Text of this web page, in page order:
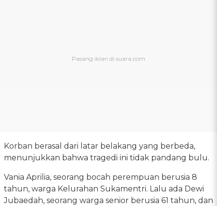
Korban berasal dari latar belakang yang berbeda,
menunjukkan bahwa tragedi ini tidak pandang bulu.
Vania Aprilia, seorang bocah perempuan berusia 8
tahun, warga Kelurahan Sukamentri. Lalu ada Dewi
Jubaedah, seorang warga senior berusia 61 tahun, dan